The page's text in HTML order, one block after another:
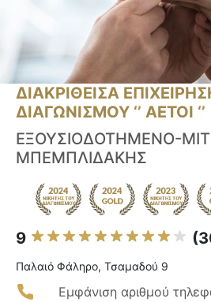
ΔΙΑΚΡΙΘΕΙΣΑ
ΔΙΑΓΩΝΙΣΜΟΥ ‘’ ΑΕΤΟΙ ‘’
ΕΞΟΥΣΙΟΔΟΤΗΜΕΝΟ-
ΜΠΕΜΠΛΙΔΑΚΗΣ
9
Παλαιό Φάληρο, Τσαμαδού 9
Εμφάνιση αριθμού